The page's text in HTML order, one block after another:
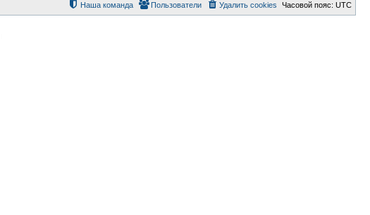
Часовой пояс: UTC
Удалить cookies
Пользователи
Наша команда